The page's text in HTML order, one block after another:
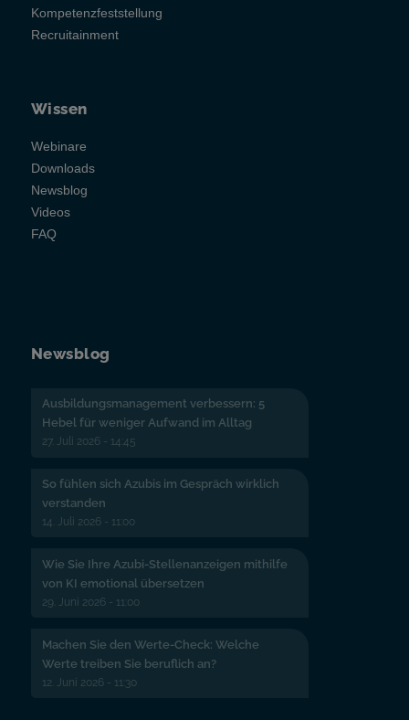
Kompetenzfeststellung
Recruitainment
Wissen
Webinare
Downloads
Newsblog
Videos
FAQ
Newsblog
Ausbildungsmanagement verbessern: 5
Hebel für weniger Aufwand im Alltag
27. Juli 2026 - 14:45
So fühlen sich Azubis im Gespräch wirklich
verstanden
14. Juli 2026 - 11:00
Wie Sie Ihre Azubi-Stellenanzeigen mithilfe
von KI emotional übersetzen
29. Juni 2026 - 11:00
Machen Sie den Werte-Check: Welche
Werte treiben Sie beruflich an?
12. Juni 2026 - 11:30